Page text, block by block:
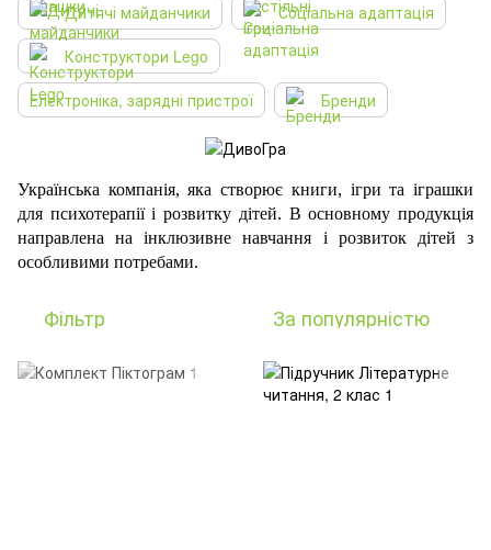
Дитячі майданчики
Соціальна адаптація
Конструктори Lego
Електроніка, зарядні пристрої
Бренди
Українська компанія, яка створює книги, ігри та іграшки
для психотерапії і розвитку дітей. В основному продукція
направлена на інклюзивне навчання і розвиток дітей з
особливими потребами.
Фільтр За популярністю